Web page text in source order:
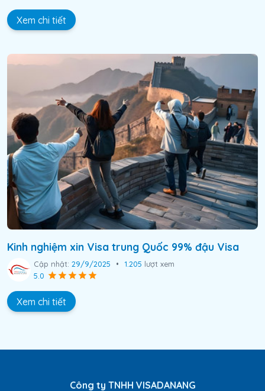
Xem chi tiết
Kinh nghiệm xin Visa trung Quốc 99% đậu Visa
Cập nhật: 29/9/2025 • 1.205 lượt xem
5.0
Xem chi tiết
Công ty TNHH VISADANANG